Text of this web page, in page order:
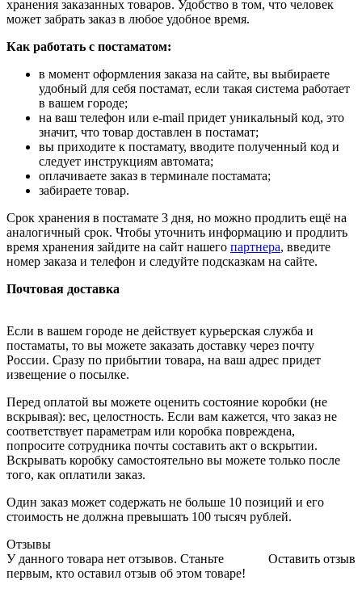
хранения заказанных товаров. Удобство в том, что человек
может забрать заказ в любое удобное время.
Как работать с постаматом:
в момент оформления заказа на сайте, вы выбираете
удобный для себя постамат, если такая система работает
в вашем городе;
на ваш телефон или e-mail придет уникальный код, это
значит, что товар доставлен в постамат;
вы приходите к постамату, вводите полученный код и
следует инструкциям автомата;
оплачиваете заказ в терминале постамата;
забираете товар.
Срок хранения в постамате 3 дня, но можно продлить ещё на
аналогичный срок. Чтобы уточнить информацию и продлить
время хранения зайдите на сайт нашего партнера, введите
номер заказа и телефон и следуйте подсказкам на сайте.
Почтовая доставка
Если в вашем городе не действует курьерская служба и
постаматы, то вы можете заказать доставку через почту
России. Сразу по прибытии товара, на ваш адрес придет
извещение о посылке.
Перед оплатой вы можете оценить состояние коробки (не
вскрывая): вес, целостность. Если вам кажется, что заказ не
соответствует параметрам или коробка повреждена,
попросите сотрудника почты составить акт о вскрытии.
Вскрывать коробку самостоятельно вы можете только после
того, как оплатили заказ.
Один заказ может содержать не больше 10 позиций и его
стоимость не должна превышать 100 тысяч рублей.
Отзывы
Оставить отзыв
У данного товара нет отзывов. Станьте
первым, кто оставил отзыв об этом товаре!